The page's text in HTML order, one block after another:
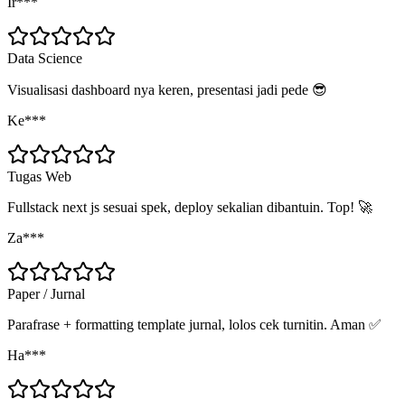
Data Science
Visualisasi dashboard nya keren, presentasi jadi pede 😎
Ke***
Tugas Web
Fullstack next js sesuai spek, deploy sekalian dibantuin. Top! 🚀
Za***
Paper / Jurnal
Parafrase + formatting template jurnal, lolos cek turnitin. Aman ✅
Ha***